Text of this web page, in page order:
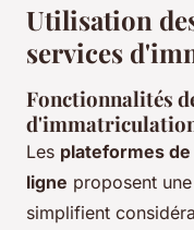
Utilisation
services
Fonctionnalités
Les plateformes
ligne proposent
simplifient